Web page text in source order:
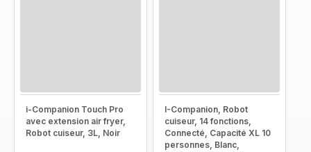
i-Companion Touch Pro
avec extension air fryer,
Robot cuiseur, 3L, Noir
I-Companion, Robot
cuiseur, 14 fonctions,
Connecté, Capacité XL 10
personnes, Blanc,